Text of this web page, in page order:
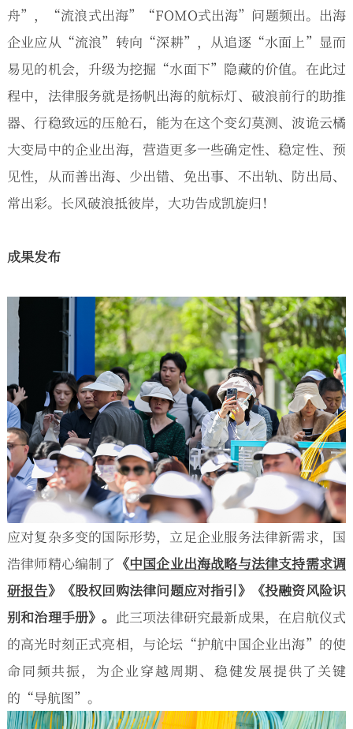
舟”，“流浪式出海”“FOMO式出海”问题频出。出海
企业应从“流浪”转向“深耕”，从追逐“水面上”显而
易见的机会，升级为挖掘“水面下”隐藏的价值。在此过
程中，法律服务就是扬帆出海的航标灯、破浪前行的助推
器、行稳致远的压舱石，能为在这个变幻莫测、波诡云橘
大变局中的企业出海，营造更多一些确定性、稳定性、预
见性，从而善出海、少出错、免出事、不出轨、防出局、
常出彩。长风破浪抵彼岸，大功告成凯旋归！
成果发布
应对复杂多变的国际形势，立足企业服务法律新需求，国
浩律师精心编制了 《中国企业出海战略与法律支持需求调
研报告》《股权回购法律问题应对指引》《投融资风险识
别和治理手册》。 此三项法律研究最新成果，在启航仪式
的高光时刻正式亮相，与论坛“护航中国企业出海”的使
命同频共振，为企业穿越周期、稳健发展提供了关键
的“导航图”。